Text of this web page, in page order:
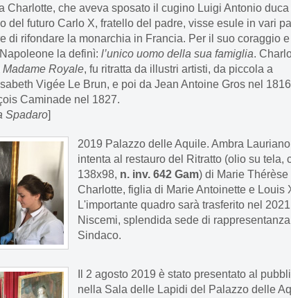
Charlotte, che aveva sposato il cugino Luigi Antonio duca
del futuro Carlo X, fratello del padre, visse esule in vari
di rifondare la monarchia in Francia. Per il suo coraggio e
la definì: l’unico uomo della sua famiglia.
Madame Royale, fu ritratta da illustri artisti, da piccola a
Vigée Le Brun, e poi da Jean Antoine Gros nel
Caminade nel 1827.
Spadaro]
2019 Palazzo delle Aquile. Ambra Lauriano
intenta al restauro del Ritratto (olio su tela,
138x98, n. inv. 642 Gam) di Marie Thérèse
Charlotte, figlia di Marie Antoinette e Louis
L'importante quadro sarà trasferito nel
Niscemi, splendida sede di rappresentanza
Sindaco.
Il 2 agosto 2019 è stato presentato al
nella Sala delle Lapidi del Palazzo delle